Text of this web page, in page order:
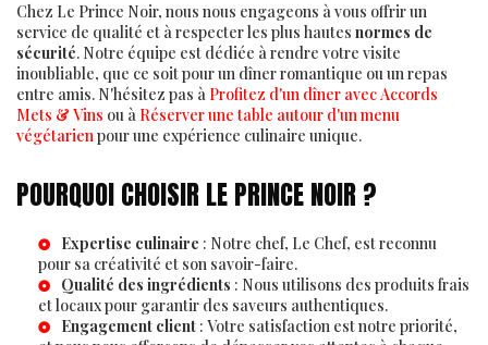
Chez Le Prince Noir, nous nous engageons à vous offrir un
service de qualité et à respecter les plus hautes normes de
sécurité. Notre équipe est dédiée à rendre votre visite
inoubliable, que ce soit pour un dîner romantique ou un repas
entre amis. N'hésitez pas à Profitez d'un dîner avec Accords
Mets & Vins ou à Réserver une table autour d'un menu
végétarienpour une expérience culinaire unique.
POURQUOI CHOISIR LE PRINCE NOIR ?
Expertise culinaire : Notre chef, Le Chef, est reconnu
pour sa créativité et son savoir-faire.
Qualité des ingrédients : Nous utilisons des produits frais
et locaux pour garantir des saveurs authentiques.
Engagement client : Votre satisfaction est notre priorité,